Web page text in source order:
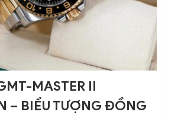
MASTER II
– BIỂU TƯỢNG ĐỒNG